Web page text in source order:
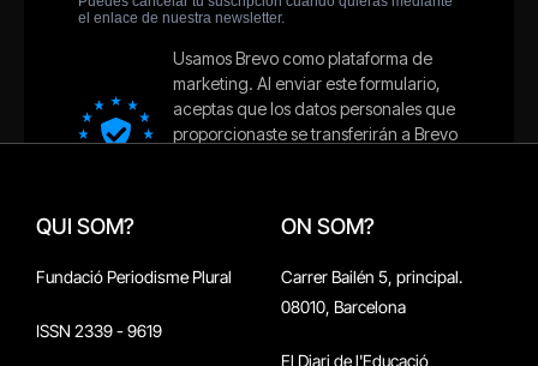
QUI SOM?
Fundació Periodisme Plural
ISSN 2339 - 9619
ON SOM?
Carrer Bailén 5, principal.
08010, Barcelona
El Diari de l'Educació